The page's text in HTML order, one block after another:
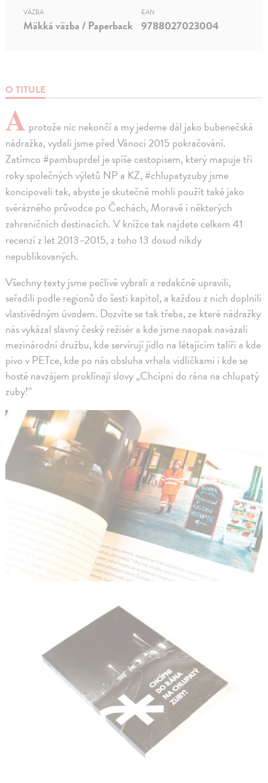
O TITULE
A protože nic nekončí a my jedeme dál jako bubenečská
nádražka, vydali jsme před Vánoci 2015 pokračování.
Zatímco #pambuprdel je spíše cestopisem, který mapuje tři
roky společných výletů NP a KZ, #chlupatyzuby jsme
koncipovali tak, abyste je skutečně mohli použít také jako
svérázného průvodce po Čechách, Moravě i některých
zahraničních destinacích. V knížce tak najdete celkem 41
recenzí z let 2013–2015, z toho 13 dosud nikdy
nepublikovaných.
Všechny texty jsme pečlivě vybrali a redakčně upravili,
seřadili podle regionů do šesti kapitol, a každou z nich doplnili
vlastivědným úvodem. Dozvíte se tak třeba, ze které nádražky
nás vykázal slavný český režisér a kde jsme naopak navázali
mezinárodní družbu, kde servírují jídlo na létajícím talíři a kde
pivo v PETce, kde po nás obsluha vrhala vidličkami i kde se
hosté navzájem proklínají slovy „Chcípni do rána na chlupatý
zuby!“
VÄZBA
Mäkká väzba / Paperback
EAN
9788027023004